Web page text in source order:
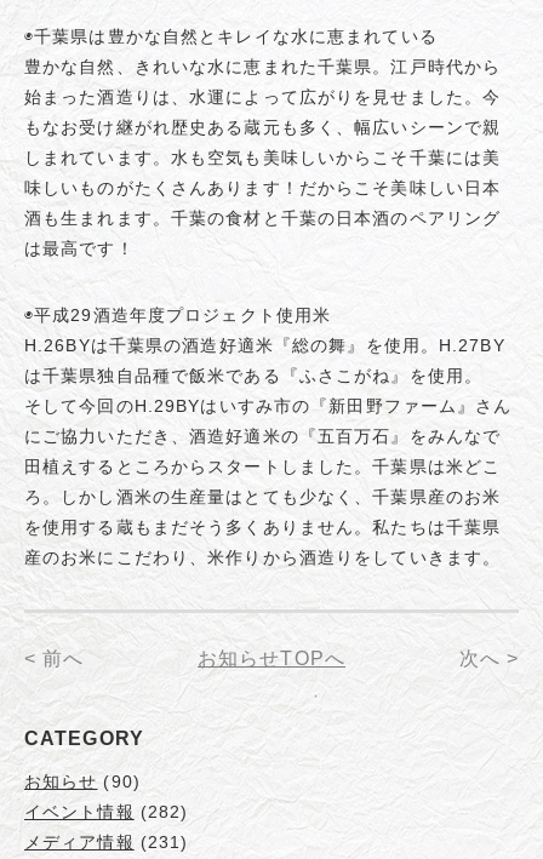
◉千葉県は豊かな自然とキレイな水に恵まれている
豊かな自然、きれいな水に恵まれた千葉県。江戸時代から
始まった酒造りは、水運によって広がりを見せました。今
もなお受け継がれ歴史ある蔵元も多く、幅広いシーンで親
しまれています。水も空気も美味しいからこそ千葉には美
味しいものがたくさんあります！だからこそ美味しい日本
酒も生まれます。千葉の食材と千葉の日本酒のペアリング
は最高です！
◉平成29酒造年度プロジェクト使用米
H.26BYは千葉県の酒造好適米『総の舞』を使用。H.27BY
は千葉県独自品種で飯米である『ふさこがね』を使用。
そして今回のH.29BYはいすみ市の『新田野ファーム』さん
にご協力いただき、酒造好適米の『五百万石』をみんなで
田植えするところからスタートしました。千葉県は米どこ
ろ。しかし酒米の生産量はとても少なく、千葉県産のお米
を使用する蔵もまだそう多くありません。私たちは千葉県
産のお米にこだわり、米作りから酒造りをしていきます。
< 前へ お知らせTOPへ 次へ >
CATEGORY
お知らせ (90)
イベント情報 (282)
メディア情報 (231)